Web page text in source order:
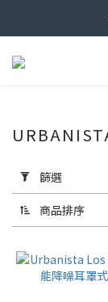
用
篩
選
(0/20)
價格
(NT$)
篩選
商品排序